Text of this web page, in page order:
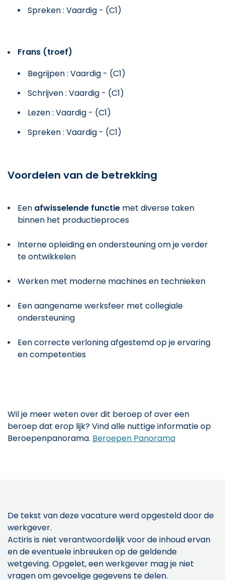
Spreken : Vaardig - (C1)
Frans (troef)
Begrijpen : Vaardig - (C1)
Schrijven : Vaardig - (C1)
Lezen : Vaardig - (C1)
Spreken : Vaardig - (C1)
Voordelen van de betrekking
Een afwisselende functie met diverse taken
binnen het productieproces
Interne opleiding en ondersteuning om je verder
te ontwikkelen
Werken met moderne machines en technieken
Een aangename werksfeer met collegiale
ondersteuning
Een correcte verloning afgestemd op je ervaring
en competenties
Wil je meer weten over dit beroep of over een
beroep dat erop lijk? Vind alle nuttige informatie op
Beroepenpanorama. Beroepen Panorama
De tekst van deze vacature werd opgesteld door de
werkgever.
Actiris is niet verantwoordelijk voor de inhoud ervan
en de eventuele inbreuken op de geldende
wetgeving. Opgelet, een werkgever mag je niet
vragen om gevoelige gegevens te delen.